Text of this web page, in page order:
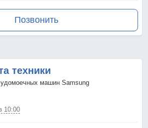
Позвонить
техники
машин Samsung
10:00